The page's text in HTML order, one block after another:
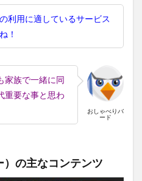
利用に適しているサービス
！
おしゃべりバ
ード
家族で一緒に同
重要な事と思わ
）の主なコンテンツ